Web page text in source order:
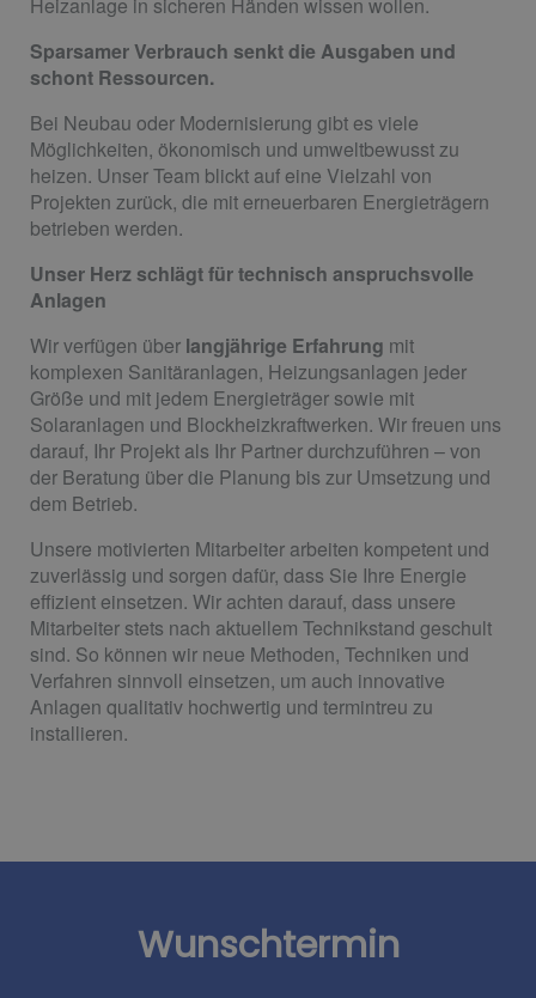
Sparsamer Verbrauch senkt die Ausgaben und
schont Ressourcen.
Bei Neubau oder Modernisierung gibt es viele
Möglichkeiten, ökonomisch und umweltbewusst zu
heizen. Unser Team blickt auf eine Vielzahl von
Projekten zurück, die mit erneuerbaren Energieträgern
betrieben werden.
Unser Herz schlägt für technisch anspruchsvolle
Anlagen
Wir verfügen über langjährige Erfahrung mit
komplexen Sanitäranlagen, Heizungsanlagen jeder
Größe und mit jedem Energieträger sowie mit
Solaranlagen und Blockheizkraftwerken. Wir freuen uns
darauf, Ihr Projekt als Ihr Partner durchzuführen – von
der Beratung über die Planung bis zur Umsetzung und
dem Betrieb.
Unsere motivierten Mitarbeiter arbeiten kompetent und
zuverlässig und sorgen dafür, dass Sie Ihre Energie
effizient einsetzen. Wir achten darauf, dass unsere
Mitarbeiter stets nach aktuellem Technikstand geschult
sind. So können wir neue Methoden, Techniken und
Verfahren sinnvoll einsetzen, um auch innovative
Anlagen qualitativ hochwertig und termintreu zu
installieren.
Wunschtermin